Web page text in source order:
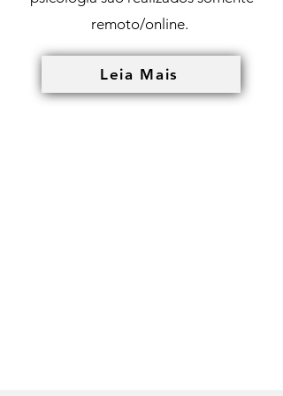
remoto/online.
Leia Mais